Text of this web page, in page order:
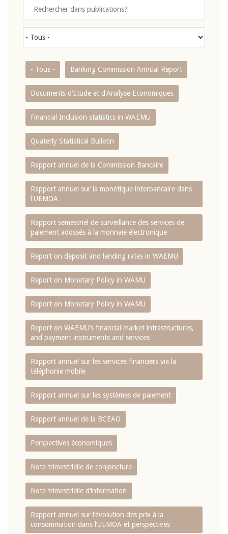
- Tous - Banking Commission Annual Report
Documents d’Etude et d’Analyse Economiques
Financial Inclusion statistics in WAEMU
Quaterly Statistical Bulletin
Rapport annuel de la Commission Bancaire
Rapport annuel sur la monétique interbancaire dans
l'UEMOA
Rapport semestriel de surveillance des services de
paiement adossés à la monnaie électronique
Report on deposit and lending rates in WAEMU
Report on Monetary Policy in WAMU
Report on Monetary Policy in WAMU
Report on WAEMU’s financial market infrastructures,
and payment instruments and services
Rapport annuel sur les services financiers via la
téléphonie mobile
Rapport annuel sur les systèmes de paiement
Rapport annuel de la BCEAO
Perspectives économiques
Note trimestrielle de conjoncture
Note trimestrielle d‘information
Rapport annuel sur l‘évolution des prix à la
consommation dans l‘UEMOA et perspectives